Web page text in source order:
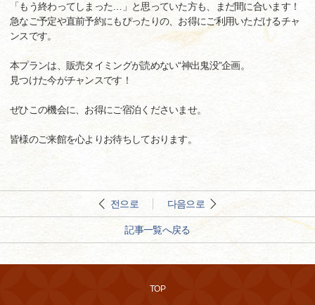
「もう終わってしまった…」と思っていた方も、まだ間に合います！
急なご予定や直前予約にもぴったりの、お得にご利用いただけるチャ
ンスです。
本プランは、販売タイミングが読めない“神出鬼没”企画。
見つけた今がチャンスです！
ぜひこの機会に、お得にご宿泊くださいませ。
皆様のご来館を心よりお待ちしております。
전으로 다음으로
記事一覧へ戻る
TOP